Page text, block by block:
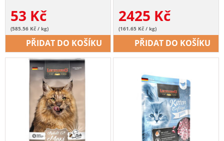
53 Kč
(585.56 Kč / kg)
PŘIDAT DO KOŠÍKU
2425 Kč
(161.65 Kč / kg)
PŘIDAT DO KOŠÍKU